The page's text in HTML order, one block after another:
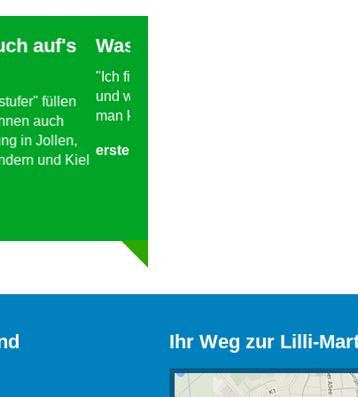
pauken!
fühle mich wohl
mal und
und Schülern ist
für gemeinsames